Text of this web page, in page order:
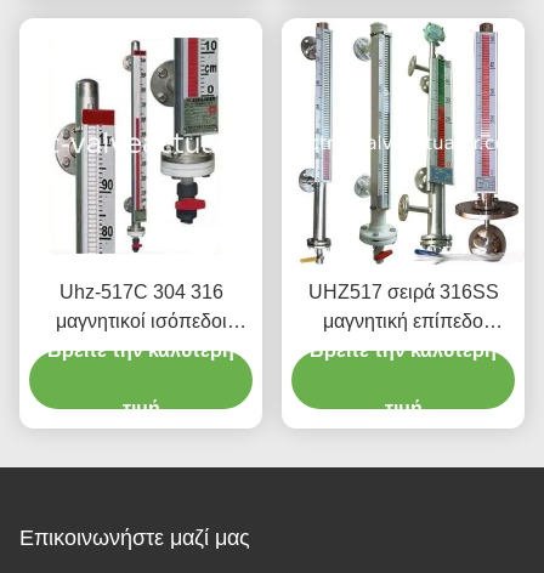
Uhz-517C 304 316
μαγνητικοί ισόπεδοι
μετρητές
Βρείτε την καλύτερη
τιμή
UHZ517 σειρά 316SS
μαγνητική επίπεδο
περιτυπώματα
χωρίς Blind περιοχή
Βρείτε την καλύτερη
τιμή
Επικοινωνήστε μαζί μας